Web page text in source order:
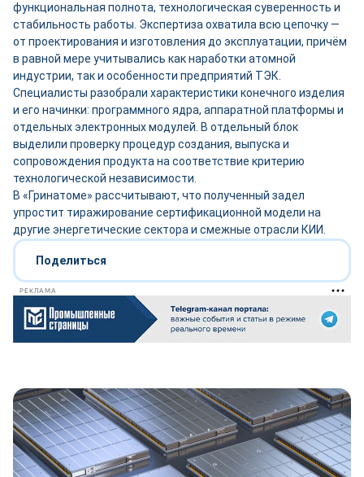
функциональная полнота, технологическая суверенность и
стабильность работы. Экспертиза охватила всю цепочку —
от проектирования и изготовления до эксплуатации, причём
в равной мере учитывались как наработки атомной
индустрии, так и особенности предприятий ТЭК.
Специалисты разобрали характеристики конечного изделия
и его начинки: программного ядра, аппаратной платформы и
отдельных электронных модулей. В отдельный блок
выделили проверку процедур создания, выпуска и
сопровождения продукта на соответствие критерию
технологической независимости.
В «Гринатоме» рассчитывают, что полученный задел
упростит тиражирование сертификационной модели на
другие энергетические сектора и смежные отрасли КИИ.
Поделиться
РЕКЛАМА